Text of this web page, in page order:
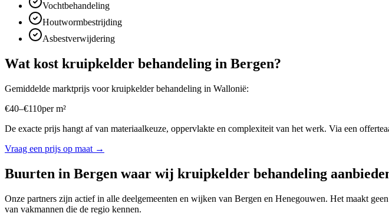
Vochtbehandeling
Houtwormbestrijding
Asbestverwijdering
Wat kost kruipkelder behandeling in Bergen?
Gemiddelde marktprijs voorkruipkelder behandeling in Wallonië:
€40–€110perm²
De exacte prijs hangt af van materiaalkeuze, oppervlakte en complexiteit van het werk. Via een
Vraag een prijs op maat →
Buurten in Bergen waar wij kruipkelder behandeling
Onze partners zijn actief in alle deelgemeenten en wijken van Bergen en Henegouwen. Het maakt
van vakmannen die de regio kennen.